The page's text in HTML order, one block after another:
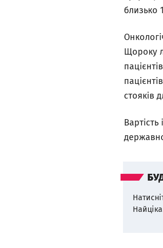
близько
Щороку
стояків